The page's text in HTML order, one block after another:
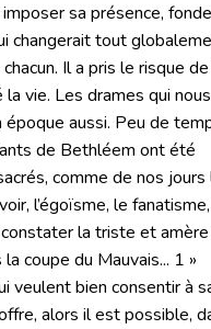
imposer sa présence,
changerait tout
Il a pris le risque de
la vie. Les drames qui
aussi. Peu de
de Bethléem ont été
comme de nos jours
l’égoïsme, le
la triste et
coupe du Mauvais... 1 »
veulent bien consentir à
alors il est possible,